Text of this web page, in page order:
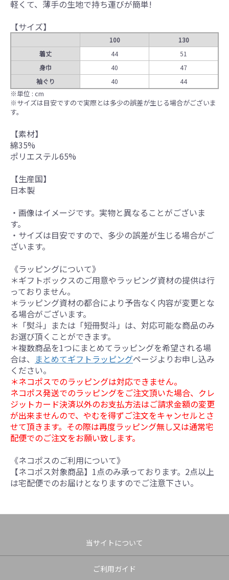
軽くて、薄手の生地で持ち運びが簡単!
【サイズ】
100
130
着丈
44
51
身巾
40
47
袖ぐり
40 44
※単位 : cm
※サイズは目安ですので実際とは多少の誤差が生じる場合がございま
す。
【素材】
綿35%
ポリエステル65%
【生産国】
日本製
・画像はイメージです。実物と異なることがございま
す。
・サイズは目安ですので、多少の誤差が生じる場合がご
ざいます。
《ラッピングについて》
＊ギフトボックスのご用意やラッピング資材の提供は行
っておりません。
＊ラッピング資材の都合により予告なく内容が変更とな
る場合がございます。
＊「熨斗」または「短冊熨斗」は、対応可能な商品のみ
お選び頂くことができます。
＊複数商品を1つにまとめてラッピングを希望される場
合は、 まとめてギフトラッピングページよりお申し込み
ください。
＊ネコポスでのラッピングは対応できません。
ネコポス発送でのラッピングをご注文頂いた場合、クレ
ジットカード決済以外のお支払方法はご請求金額の変更
が出来ませんので、やむを得ずご注文をキャンセルとさ
せて頂きます。その際は再度ラッピング無し又は通常宅
配便でのご注文をお願い致します。
《ネコポスのご利用について》
【ネコポス対象商品】1点のみ承っております。2点以上
は宅配便でのお届けとなりますのでご注意下さい。
当サイトについて
ご利用ガイド